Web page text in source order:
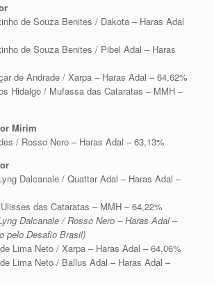
de Souza Benites / Dakota – Haras Adal
de Souza Benites / Pibel Adal – Haras
de Andrade / Xarpa – Haras Adal – 64,62%
Hidalgo / Mufassa das Cataratas – MMH –
Mirim
/ Rosso Nero – Haras Adal – 63,13%
Dalcanale / Quattar Adal – Haras Adal –
das Cataratas – MMH – 64,22%
Dalcanale / Rosso Nero – Haras Adal –
pelo Desafio Brasil)
Lima Neto / Xarpa – Haras Adal – 64,06%
Lima Neto / Ballus Adal – Haras Adal –